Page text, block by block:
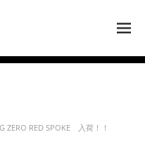
U
ZERO RED SPOKE 入荷！！